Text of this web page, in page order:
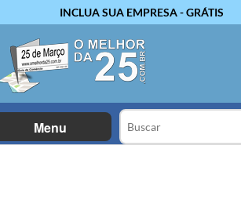
INCLUA SUA EMPRESA - GRÁTIS
Menu